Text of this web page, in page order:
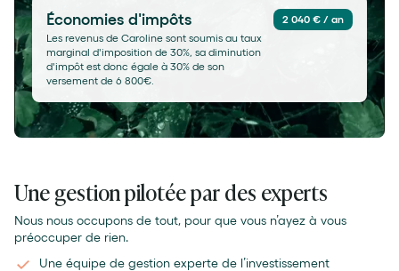
Économies d'impôts
Les revenus de Caroline sont soumis au taux
marginal d'imposition de 30%, sa diminution
d'impôt est donc égale à 30% de son
versement de 6 800€.
2 040 € / an
Une gestion pilotée par des experts
Nous nous occupons de tout, pour que vous n’ayez à vous
préoccuper de rien.
Une équipe de gestion experte de l’investissement